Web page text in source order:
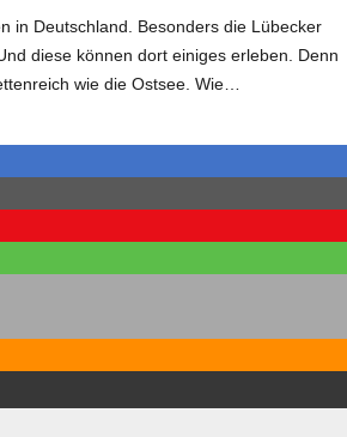
in Deutschland. Besonders die Lübecker
diese können dort einiges erleben. Denn
wie die Ostsee. Wie…